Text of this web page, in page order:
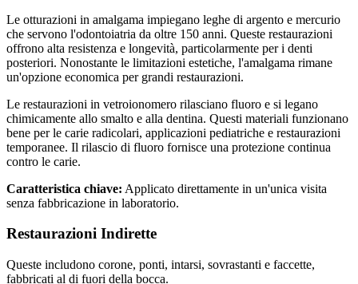
Le otturazioni in amalgama impiegano leghe di argento e mercurio
che servono l'odontoiatria da oltre 150 anni. Queste restaurazioni
offrono alta resistenza e longevità, particolarmente per i denti
posteriori. Nonostante le limitazioni estetiche, l'amalgama rimane
un'opzione economica per grandi restaurazioni.
Le restaurazioni in vetroionomero rilasciano fluoro e si legano
chimicamente allo smalto e alla dentina. Questi materiali funzionano
bene per le carie radicolari, applicazioni pediatriche e restaurazioni
temporanee. Il rilascio di fluoro fornisce una protezione continua
contro le carie.
Caratteristica chiave: Applicato direttamente in un'unica visita
senza fabbricazione in laboratorio.
Restaurazioni Indirette
Queste includono corone, ponti, intarsi, sovrastanti e faccette,
fabbricati al di fuori della bocca.